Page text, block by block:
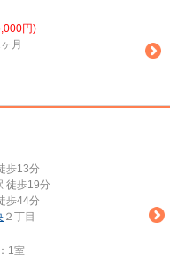
円)
月
歩13分
徒歩19分
歩44分
２丁目
1室